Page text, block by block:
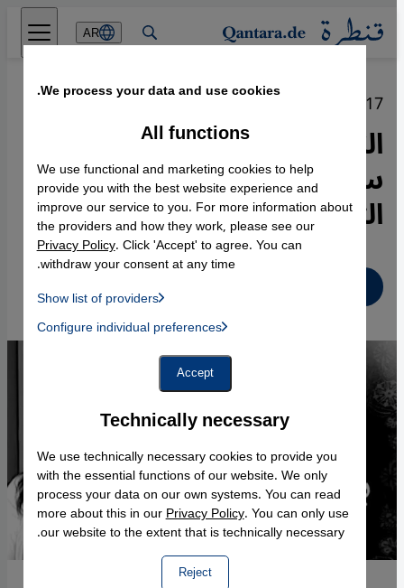
Direkt zum Inhalt springen
AR
27.06.2017
الكاتبة الفلسطينية الأمريكية
سوزان أبو الهوى: الأدب إكسير
الثقافة
We process your data and use cookies.
Technically necessary
We use technically necessary cookies to provide you
with the essential functions of our website. We only
process your data on our own systems. You can read
more about this in ourPrivacy Policy. You can only use
our website to the extent that is technically necessary.
Reject
All functions
We use functional and marketing cookies to help
provide you with the best website experience and
improve our service to you. For more information about
the providers and how they work, please see our
Privacy Policy. Click 'Accept' to agree. You can
withdraw your consent at any time.
Show list of providers
Instagram Embed, Twitter Embed, Youtube Embed
Facebook Embed / Facebook Connect
Google Maps Embed
Configure individual preferences
Accept